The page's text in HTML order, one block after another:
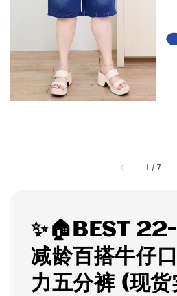
1 /7
✨🏠BEST
减龄百搭牛仔
力五分裤 (现货